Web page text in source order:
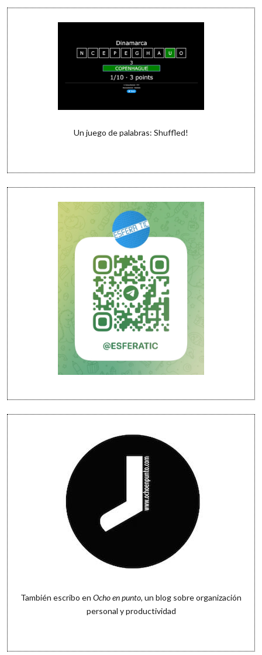
Un juego de palabras: Shuffled!
También escribo en Ocho en punto, un blog sobre organización
personal y productividad